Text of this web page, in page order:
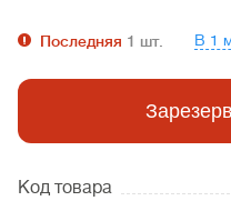
Последняя 1 шт. В 1
Код товара